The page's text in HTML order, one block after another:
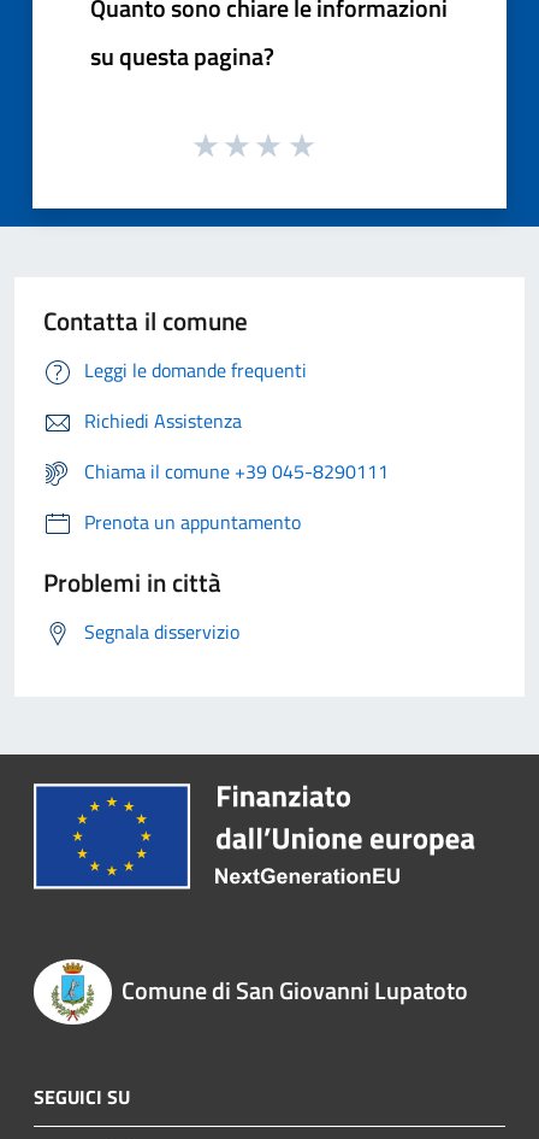
su questa pagina?
Contatta il comune
Leggi le domande frequenti
Richiedi Assistenza
Chiama il comune +39 045-8290111
Prenota un appuntamento
Problemi in città
Segnala disservizio
Comune di San Giovanni Lupatoto
SEGUICI SU